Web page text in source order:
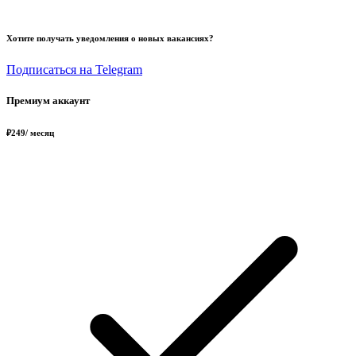
Хотите получать уведомления о новых вакансиях?
Подписаться на Telegram
Премиум аккаунт
₽249/ месяц